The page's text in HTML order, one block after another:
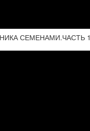
СЕМЕНАМИ.ЧАСТЬ 1